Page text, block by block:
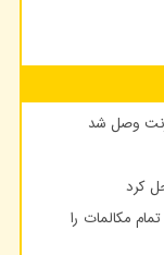
وصل شد
مکالمات را